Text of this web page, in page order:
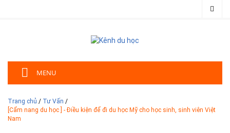
MENU
Trang chủ / Tư Vấn /
[Cẩm nang du học ] - Điều kiện để đi du học Mỹ cho học sinh, sinh viên Việt
Nam